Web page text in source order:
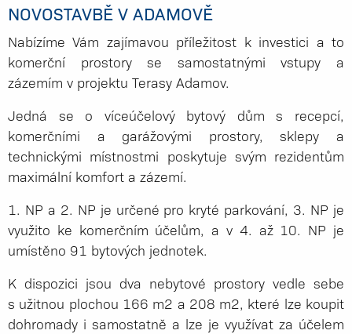
NOVOSTAVBĚ V ADAMOVĚ
Nabízíme Vám zajímavou příležitost k investici a to
komerční prostory se samostatnými vstupy a
zázemím v projektu Terasy Adamov.
Jedná se o víceúčelový bytový dům s recepcí,
komerčními a garážovými prostory, sklepy a
technickými místnostmi poskytuje svým rezidentům
maximální komfort a zázemí.
1. NP a 2. NP je určené pro kryté parkování, 3. NP je
využito ke komerčním účelům, a v 4. až 10. NP je
umístěno 91 bytových jednotek.
K dispozici jsou dva nebytové prostory vedle sebe
s užitnou plochou 166 m2 a 208 m2, které lze koupit
dohromady i samostatně a lze je využívat za účelem